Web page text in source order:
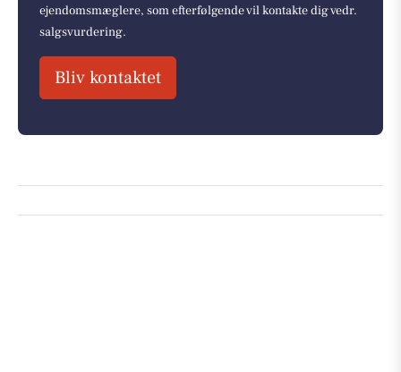
ejendomsmæglere, som efterfølgende vil kontakte dig vedr.
salgsvurdering.
Bliv kontaktet